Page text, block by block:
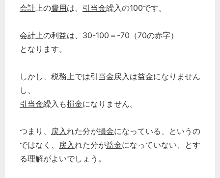
会計上の費用は、 引当金繰入の100です。
会計上の利益は、30-100＝-70（70の赤字）
となります。
しかし、税務上では引当金戻入は益金になりません
し、
引当金繰入も損金になりません。
つまり、 戻入れた分が損金になっている、というの
ではなく、 戻入れた分が益金になっていない、とす
る理解がよいでしょう。